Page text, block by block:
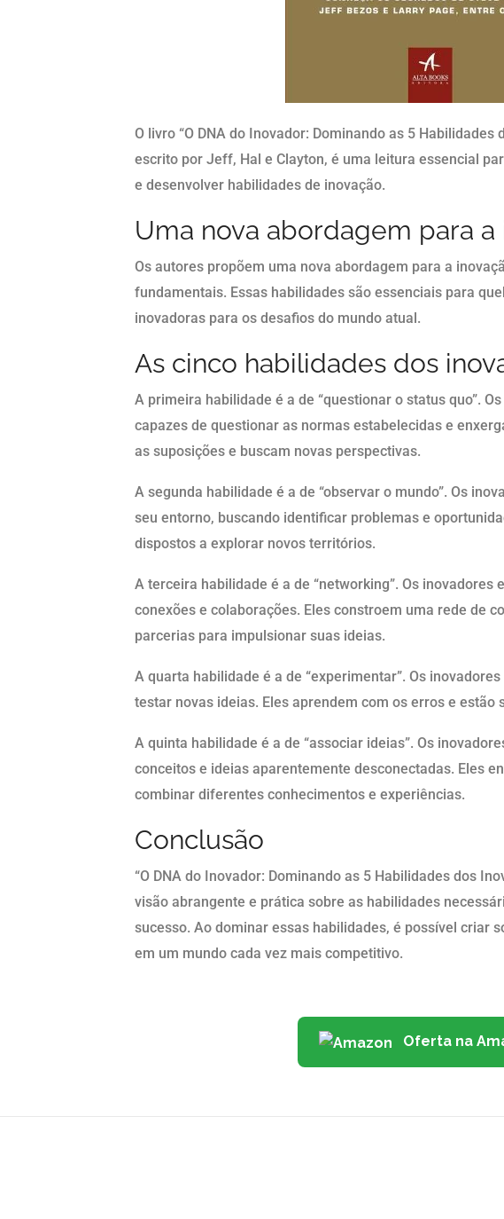
O livro “O DNA do Inovador: Dominando as 5 Habilidades
escrito por Jeff, Hal e Clayton, é uma leitura essencial
e desenvolver habilidades de inovação.
Uma nova abordagem para a
Os autores propõem uma nova abordagem para a
fundamentais. Essas habilidades são essenciais para
inovadoras para os desafios do mundo atual.
As cinco habilidades dos
A primeira habilidade é a de “questionar o status quo”.
capazes de questionar as normas estabelecidas e
as suposições e buscam novas perspectivas.
A segunda habilidade é a de “observar o mundo”. Os
seu entorno, buscando identificar problemas e
dispostos a explorar novos territórios.
A terceira habilidade é a de “networking”. Os inovadores
conexões e colaborações. Eles constroem uma rede de
parcerias para impulsionar suas ideias.
A quarta habilidade é a de “experimentar”. Os
testar novas ideias. Eles aprendem com os erros e estão
A quinta habilidade é a de “associar ideias”. Os
conceitos e ideias aparentemente desconectadas. Eles
combinar diferentes conhecimentos e experiências.
Conclusão
“O DNA do Inovador: Dominando as 5 Habilidades dos
visão abrangente e prática sobre as habilidades
sucesso. Ao dominar essas habilidades, é possível criar
em um mundo cada vez mais competitivo.
Oferta na